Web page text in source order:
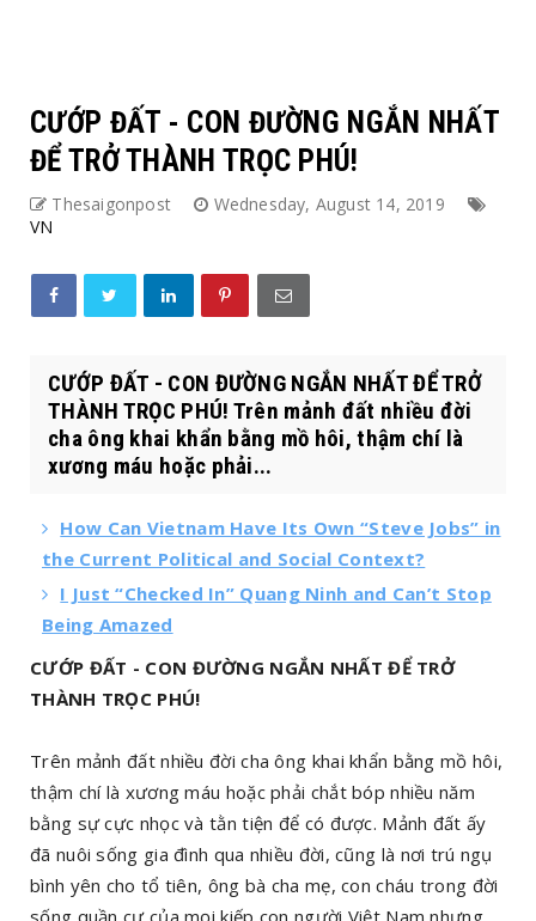
CƯỚP ĐẤT - CON ĐƯỜNG NGẮN NHẤT
ĐỂ TRỞ THÀNH TRỌC PHÚ!
Thesaigonpost
Wednesday, August 14, 2019
VN
CƯỚP ĐẤT - CON ĐƯỜNG NGẮN NHẤT ĐỂ TRỞ
THÀNH TRỌC PHÚ! Trên mảnh đất nhiều đời
cha ông khai khẩn bằng mồ hôi, thậm chí là
xương máu hoặc phải...
How Can Vietnam Have Its Own “Steve Jobs” in
the Current Political and Social Context?
I Just “Checked In” Quang Ninh and Can’t Stop
Being Amazed
CƯỚP ĐẤT - CON ĐƯỜNG NGẮN NHẤT ĐỂ TRỞ
THÀNH TRỌC PHÚ!
Trên mảnh đất nhiều đời cha ông khai khẩn bằng mồ hôi,
thậm chí là xương máu hoặc phải chắt bóp nhiều năm
bằng sự cực nhọc và tằn tiện để có được. Mảnh đất ấy
đã nuôi sống gia đình qua nhiều đời, cũng là nơi trú ngụ
bình yên cho tổ tiên, ông bà cha mẹ, con cháu trong đời
sống quần cư của mọi kiếp con người Việt Nam nhưng